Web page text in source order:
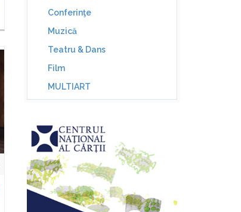
Conferinţe
Muzică
Teatru & Dans
Film
MULTIART